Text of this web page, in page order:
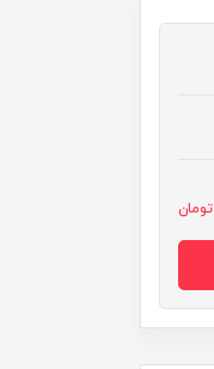
تومان